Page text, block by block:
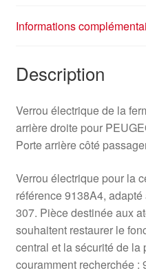
Informations
Description
Verrou électrique de la
arrière droite pour
Porte arrière côté
Verrou électrique pour la
référence 9138A4,
307. Pièce destinée aux
souhaitent restaurer le
central et la sécurité de la
couramment recherchée :